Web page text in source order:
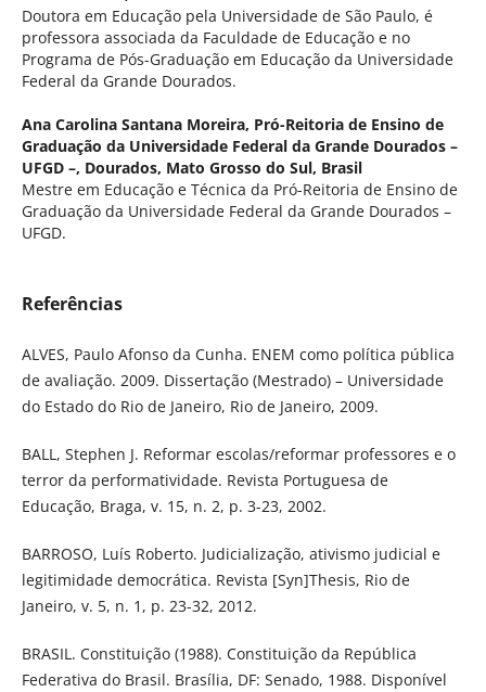
Doutora em Educação pela Universidade de São Paulo, é
professora associada da Faculdade de Educação e no
Programa de Pós-Graduação em Educação da Universidade
Federal da Grande Dourados.
Ana Carolina Santana Moreira, Pró-Reitoria de Ensino de
Graduação da Universidade Federal da Grande Dourados –
UFGD –, Dourados, Mato Grosso do Sul, Brasil
Mestre em Educação e Técnica da Pró-Reitoria de Ensino de
Graduação da Universidade Federal da Grande Dourados –
UFGD.
Referências
ALVES, Paulo Afonso da Cunha. ENEM como política pública
de avaliação. 2009. Dissertação (Mestrado) – Universidade
do Estado do Rio de Janeiro, Rio de Janeiro, 2009.
BALL, Stephen J. Reformar escolas/reformar professores e o
terror da performatividade. Revista Portuguesa de
Educação, Braga, v. 15, n. 2, p. 3-23, 2002.
BARROSO, Luís Roberto. Judicialização, ativismo judicial e
legitimidade democrática. Revista [Syn]Thesis, Rio de
Janeiro, v. 5, n. 1, p. 23-32, 2012.
BRASIL. Constituição (1988). Constituição da República
Federativa do Brasil. Brasília, DF: Senado, 1988. Disponível